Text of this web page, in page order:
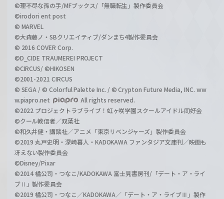
©理不尽な孫の手/MFブックス/「無職転生」製作委員会
©irodori ent post
© MARVEL
©大森藤ノ・SBクリエイティブ/ダンまち4製作委員会
© 2016 COVER Corp.
©D_CIDE TRAUMEREI PROJECT
©CIRCUS/ ©HIKOSEN
©2001-2021 CIRCUS
© SEGA / © Colorful Palette Inc. / © Crypton Future Media, INC. ww
w.piapro.net
All rights reserved.
©2022 プロジェクトラブライブ！虹ヶ咲学園スクールアイドル同好会
©クール教信者／双葉社
©和久井健・講談社／アニメ「東京リベンジャーズ」製作委員会
©2019 丸戸史明・深崎暮人・KADOKAWA ファンタジア文庫刊／映画も
冴えない製作委員会
©Disney/Pixar
©2014 橘公司・つなこ/KADOKAWA 富士見書房刊/「デート・ア・ライ
ブⅡ」製作委員会
©2019 橘公司・つなこ／KADOKAWA／「デート・ア・ライブⅢ」製作